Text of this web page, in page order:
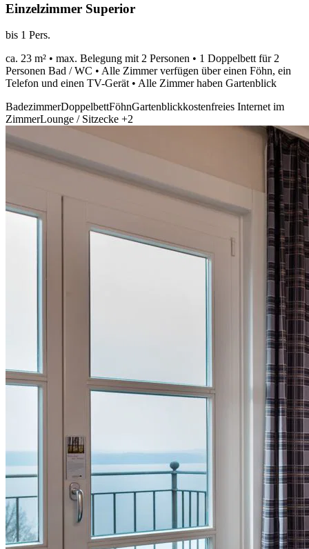
Einzelzimmer Superior
bis 1 Pers.
ca. 23 m² • max. Belegung mit 2 Personen • 1 Doppelbett für 2
Personen Bad / WC • Alle Zimmer verfügen über einen Föhn, ein
Telefon und einen TV-Gerät • Alle Zimmer haben Gartenblick
BadezimmerDoppelbettFöhnGartenblickkostenfreies Internet im
ZimmerLounge / Sitzecke +2